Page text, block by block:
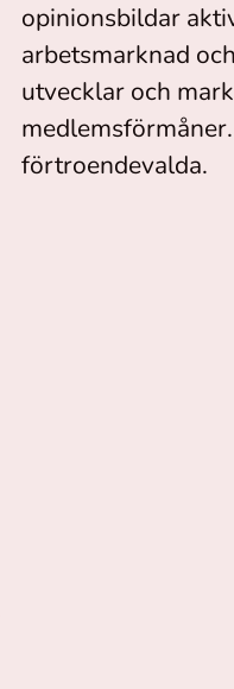
opinionsbildar
arbetsmarknad
utvecklar och
förtroendevalda.